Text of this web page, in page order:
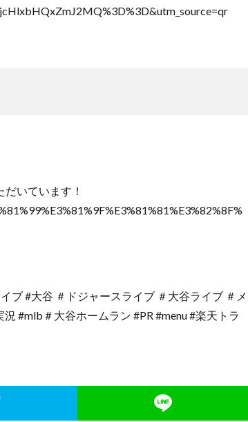
いています！
#大谷 ＃ドジャースライブ ＃大谷ライブ ＃メ
#mlb＃大谷ホームラン #PR #menu #楽天トラ